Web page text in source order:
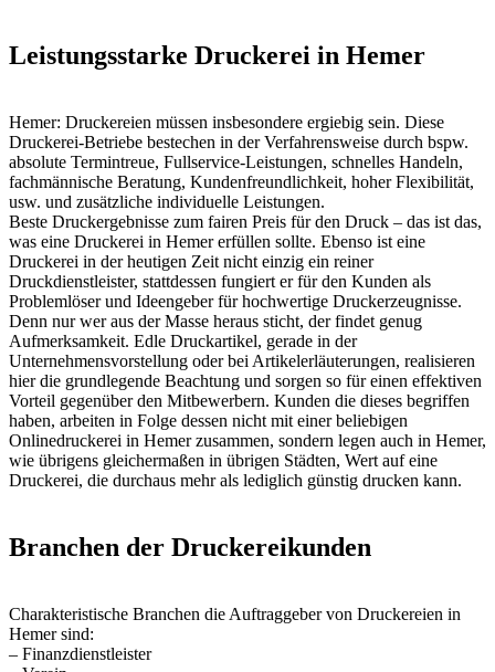
Leistungsstarke Druckerei in Hemer
Hemer: Druckereien müssen insbesondere ergiebig sein. Diese
Druckerei-Betriebe bestechen in der Verfahrensweise durch bspw.
absolute Termintreue, Fullservice-Leistungen, schnelles Handeln,
fachmännische Beratung, Kundenfreundlichkeit, hoher Flexibilität,
usw. und zusätzliche individuelle Leistungen.
Beste Druckergebnisse zum fairen Preis für den Druck – das ist das,
was eine Druckerei in Hemer erfüllen sollte. Ebenso ist eine
Druckerei in der heutigen Zeit nicht einzig ein reiner
Druckdienstleister, stattdessen fungiert er für den Kunden als
Problemlöser und Ideengeber für hochwertige Druckerzeugnisse.
Denn nur wer aus der Masse heraus sticht, der findet genug
Aufmerksamkeit. Edle Druckartikel, gerade in der
Unternehmensvorstellung oder bei Artikelerläuterungen, realisieren
hier die grundlegende Beachtung und sorgen so für einen effektiven
Vorteil gegenüber den Mitbewerbern. Kunden die dieses begriffen
haben, arbeiten in Folge dessen nicht mit einer beliebigen
Onlinedruckerei in Hemer zusammen, sondern legen auch in Hemer,
wie übrigens gleichermaßen in übrigen Städten, Wert auf eine
Druckerei, die durchaus mehr als lediglich günstig drucken kann.
Branchen der Druckereikunden
Charakteristische Branchen die Auftraggeber von Druckereien in
Hemer sind:
– Finanzdienstleister